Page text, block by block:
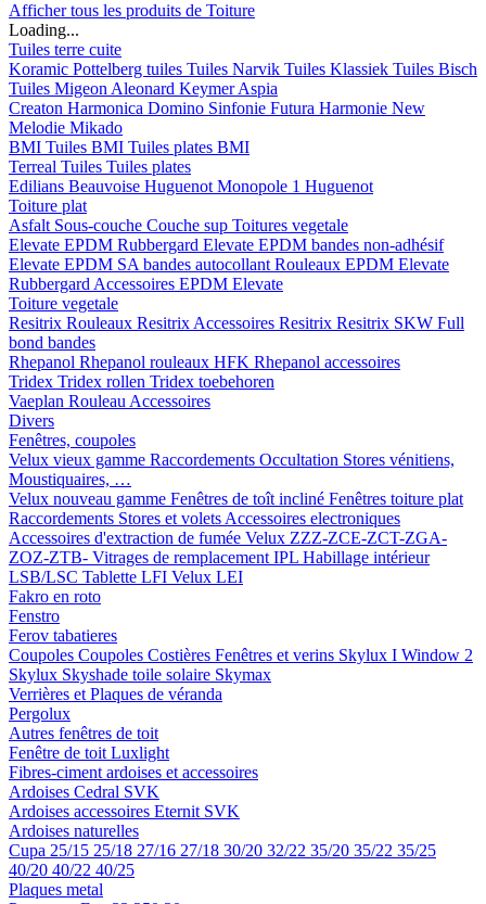
Afficher tous les produits de Toiture
Loading...
Tuiles terre cuite
Koramic Pottelberg tuiles Tuiles Narvik Tuiles Klassiek Tuiles Bisch
Tuiles Migeon Aleonard KeymerAspia
Creaton Harmonica Domino Sinfonie Futura Harmonie New
Melodie Mikado
BMI Tuiles BMI Tuiles plates BMI
Terreal Tuiles Tuiles plates
Edilians Beauvoise Huguenot Monopole 1 Huguenot
Toiture plat
Asfalt Sous-couche Couche sup Toitures vegetale
Elevate EPDM Rubbergard Elevate EPDM bandes non-adhésif
Elevate EPDM SA bandes autocollant Rouleaux EPDM Elevate
Rubbergard Accessoires EPDM Elevate
Toiture vegetale
Resitrix Rouleaux Resitrix Accessoires Resitrix Resitrix SKW Full
bond bandes
Rhepanol Rhepanol rouleaux HFK Rhepanol accessoires
Tridex Tridex rollen Tridex toebehoren
Vaeplan Rouleau Accessoires
Divers
Fenêtres, coupoles
Velux vieux gamme Raccordements Occultation Stores vénitiens,
Moustiquaires, …
Velux nouveau gamme Fenêtres de toît incliné Fenêtres toiture plat
Raccordements Stores et volets Accessoires electroniques
Accessoires d'extraction de fumée Velux ZZZ-ZCE-ZCT-ZGA-
ZOZ-ZTB- Vitrages de remplacement IPL Habillage intérieur
LSB/LSC Tablette LFI Velux LEI
Fakro en roto
Fenstro
Ferov tabatieres
Coupoles Coupoles Costières Fenêtres et verins Skylux I Window 2
Skylux Skyshade toile solaire Skymax
Verrières et Plaques de véranda
Pergolux
Autres fenêtres de toit
Fenêtre de toit Luxlight
Fibres-ciment ardoises et accessoires
Ardoises Cedral SVK
Ardoises accessoires Eternit SVK
Ardoises naturelles
Cupa 25/15 25/18 27/16 27/18 30/20 32/22 35/20 35/22 35/25
40/20 40/22 40/25
Plaques metal